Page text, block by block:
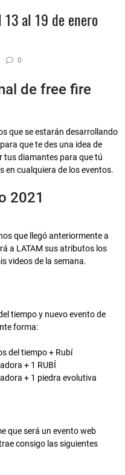
13 al 19 de enero
0
de free fire
que se estarán desarrollando
que te des una idea de
tus diamantes para que tú
en cualquiera de los eventos.
2021
que llegó anteriormente a
a LATAM sus atributos los
videos de la semana.
tiempo y nuevo evento de
forma:
del tiempo + Rubí
+ 1 RUBÍ
+ 1 piedra evolutiva
que será un evento web
consigo las siguientes